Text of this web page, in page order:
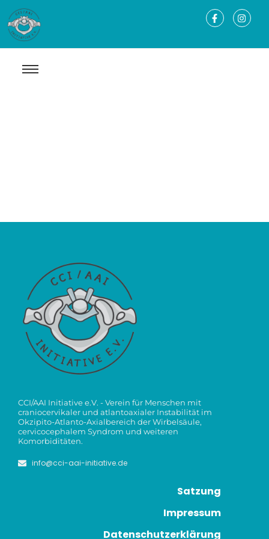
CCI/AAI Initiative e.V. - Verein für Menschen mit
craniocervikaler und atlantoaxialer Instabilität im
Okzipito-Atlanto-Axialbereich der Wirbelsäule,
cervicocephalem Syndrom und weiteren
Komorbiditäten.
info@cci-aai-initiative.de
Satzung
Impressum
Datenschutzerklärung